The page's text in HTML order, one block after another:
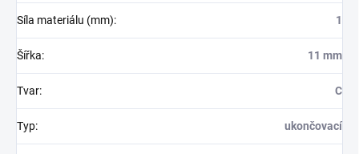
Síla materiálu (mm): 1
Šířka: 11 mm
Tvar: C
Typ: ukončovací